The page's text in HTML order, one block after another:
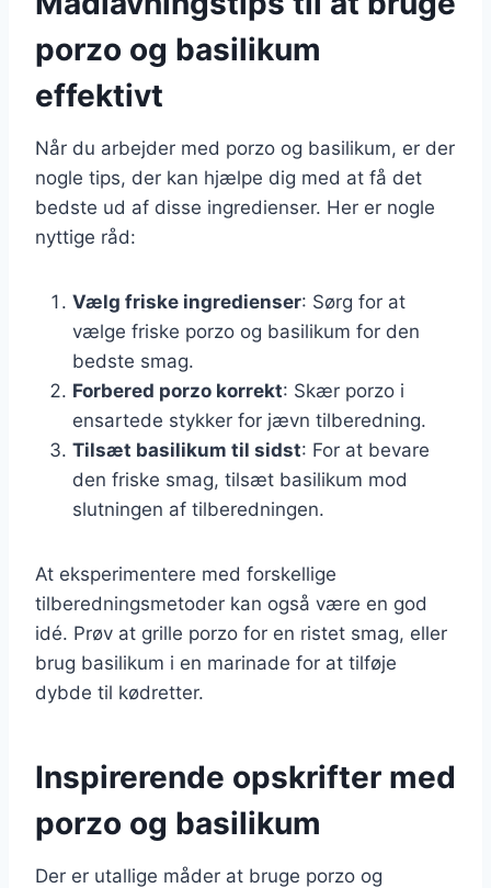
porzo og basilikum
effektivt
Når du arbejder med porzo og basilikum, er der
nogle tips, der kan hjælpe dig med at få det
bedste ud af disse ingredienser. Her er nogle
nyttige råd:
Vælg friske ingredienser: Sørg for at
vælge friske porzo og basilikum for den
bedste smag.
Forbered porzo korrekt: Skær porzo i
ensartede stykker for jævn tilberedning.
Tilsæt basilikum til sidst: For at bevare
den friske smag, tilsæt basilikum mod
slutningen af tilberedningen.
At eksperimentere med forskellige
tilberedningsmetoder kan også være en god
idé. Prøv at grille porzo for en ristet smag, eller
brug basilikum i en marinade for at tilføje
dybde til kødretter.
Inspirerende opskrifter med
porzo og basilikum
Der er utallige måder at bruge porzo og